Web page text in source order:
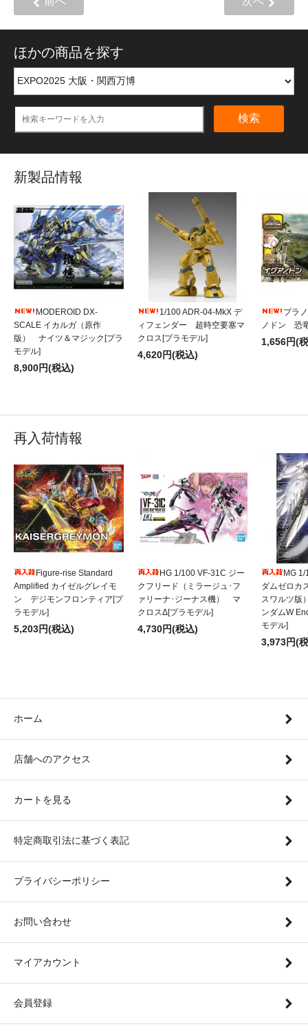
ほかの商品を探す
検索
新製品情報
MODEROID DX-
SCALE イカルガ（原作
版） ナイツ＆マジック[プラ
モデル]
8,900円(税込)
1/100 ADR-04-MkX デ
ィフェンダー 超時空要塞マ
クロス[プラモデル]
4,620円(税込)
プラ
ノドン 恐
1,656円(
再入荷情報
Figure-rise Standard
Amplified カイゼルグレイモ
ン デジモンフロンティア[プ
ラモデル]
5,203円(税込)
HG 1/100 VF-31C ジー
クフリード（ミラージュ･フ
ァリーナ･ジーナス機） マ
クロスΔ[プラモデル]
4,730円(税込)
MG
ダムゼロカ
スワルツ版
ンダムW
モデル]
3,973円(
ホーム
店舗へのアクセス
カートを見る
特定商取引法に基づく表記
プライバシーポリシー
お問い合わせ
マイアカウント
会員登録